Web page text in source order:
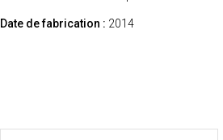
Date de fabrication : 2014